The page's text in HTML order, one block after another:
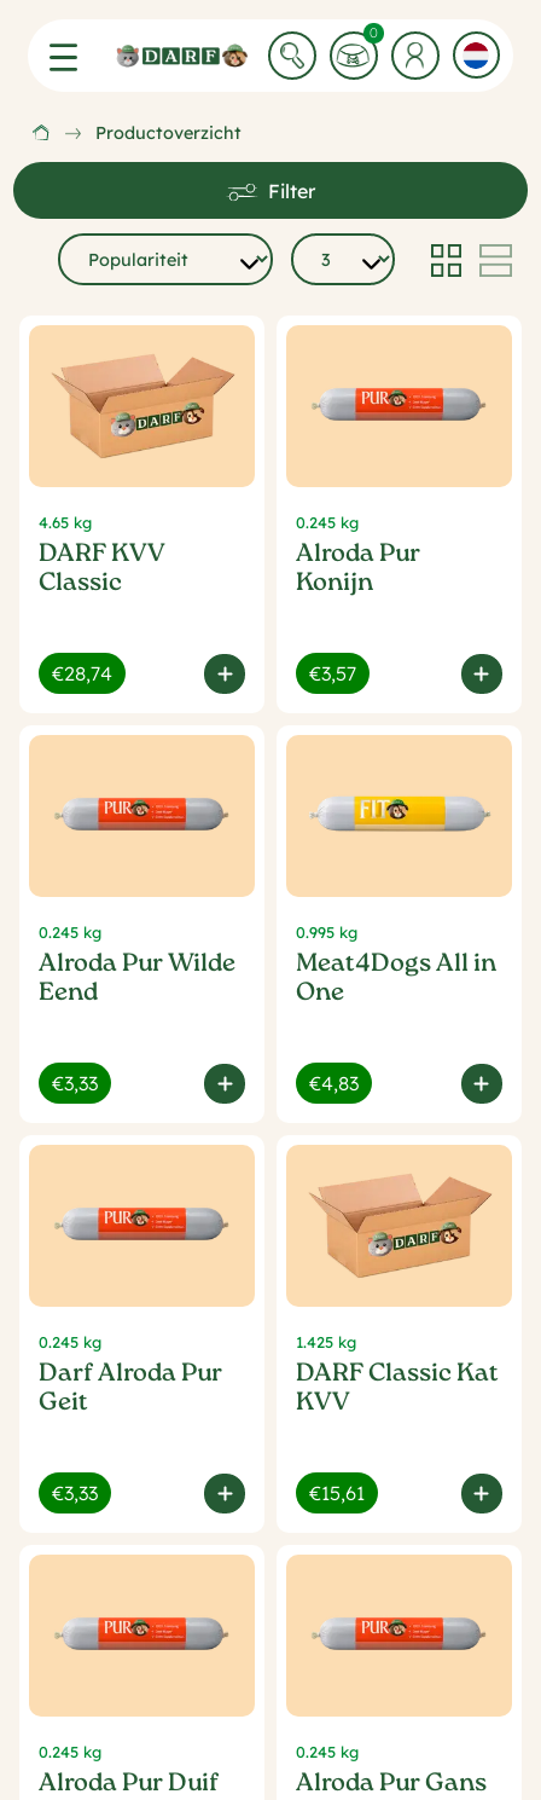
00 Winkelwagen items
Productoverzicht
Filter
4.65 kg
DARF KVV
Classic
€28,74
0.245 kg
Alroda Pur
Konijn
€3,57
0.245 kg
Alroda Pur Wilde
Eend
€3,33
0.995 kg
Meat4Dogs All in
One
€4,83
0.245 kg
Darf Alroda Pur
Geit
€3,33
1.425 kg
DARF Classic Kat
KVV
€15,61
0.245 kg
Alroda Pur Duif
0.245 kg
Alroda Pur Gans